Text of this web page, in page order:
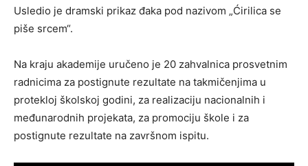
Usledio je dramski prikaz đaka pod nazivom „Ćirilica se
piše srcem“.
Na kraju akademije uručeno je 20 zahvalnica prosvetnim
radnicima za postignute rezultate na takmičenjima u
protekloj školskoj godini, za realizaciju nacionalnih i
međunarodnih projekata, za promociju škole i za
postignute rezultate na završnom ispitu.